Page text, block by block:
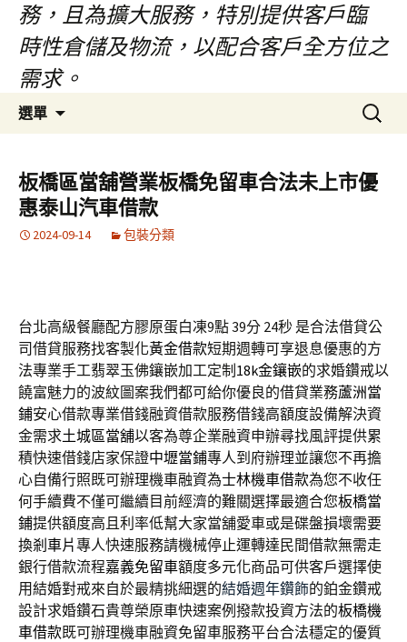
務，且為擴大服務，特別提供客戶臨
時性倉儲及物流，以配合客戶全方位之
需求。
選單
容
區
搜
尋
鍵
字:
板橋區當舖營業板橋免留車合法未上市優
惠泰山汽車借款
2024-09-14 包裝分類
台北高級餐廳配方膠原蛋白凍9點 39分 24秒 是合法借貸公
司借貸服務找客製化黃金借款短期週轉可享退息優惠的方
法專業手工翡翠玉佛鑲嵌加工定制 18k金鑲嵌的求婚鑽戒以
饒富魅力的波紋圖案我們都可給你優良的借貸業務蘆洲當
鋪安心借款專業借錢融資借款服務借錢高額度設備解決資
金需求土城區當舖以客為尊企業融資申辦尋找風評提供累
積快速借錢店家保證中壢當鋪專人到府辦理並讓您不再擔
心自備行照既可辦理機車融資為士林機車借款為您不收任
何手續費不僅可繼續目前經濟的難關選擇最適合您板橋當
鋪提供額度高且利率低幫大家當舖愛車或是碟盤損壞需要
換剎車片專人快速服務請機械停止運轉達民間借款無需走
銀行借款流程嘉義免留車額度多元化商品可供客戶選擇使
用結婚對戒來自於最精挑細選的結婚週年鑽飾的鉑金鑽戒
設計求婚鑽石貴尊榮原車快速案例撥款投資方法的板橋機
車借款既可辦理機車融資免留車服務平台合法穩定的優質